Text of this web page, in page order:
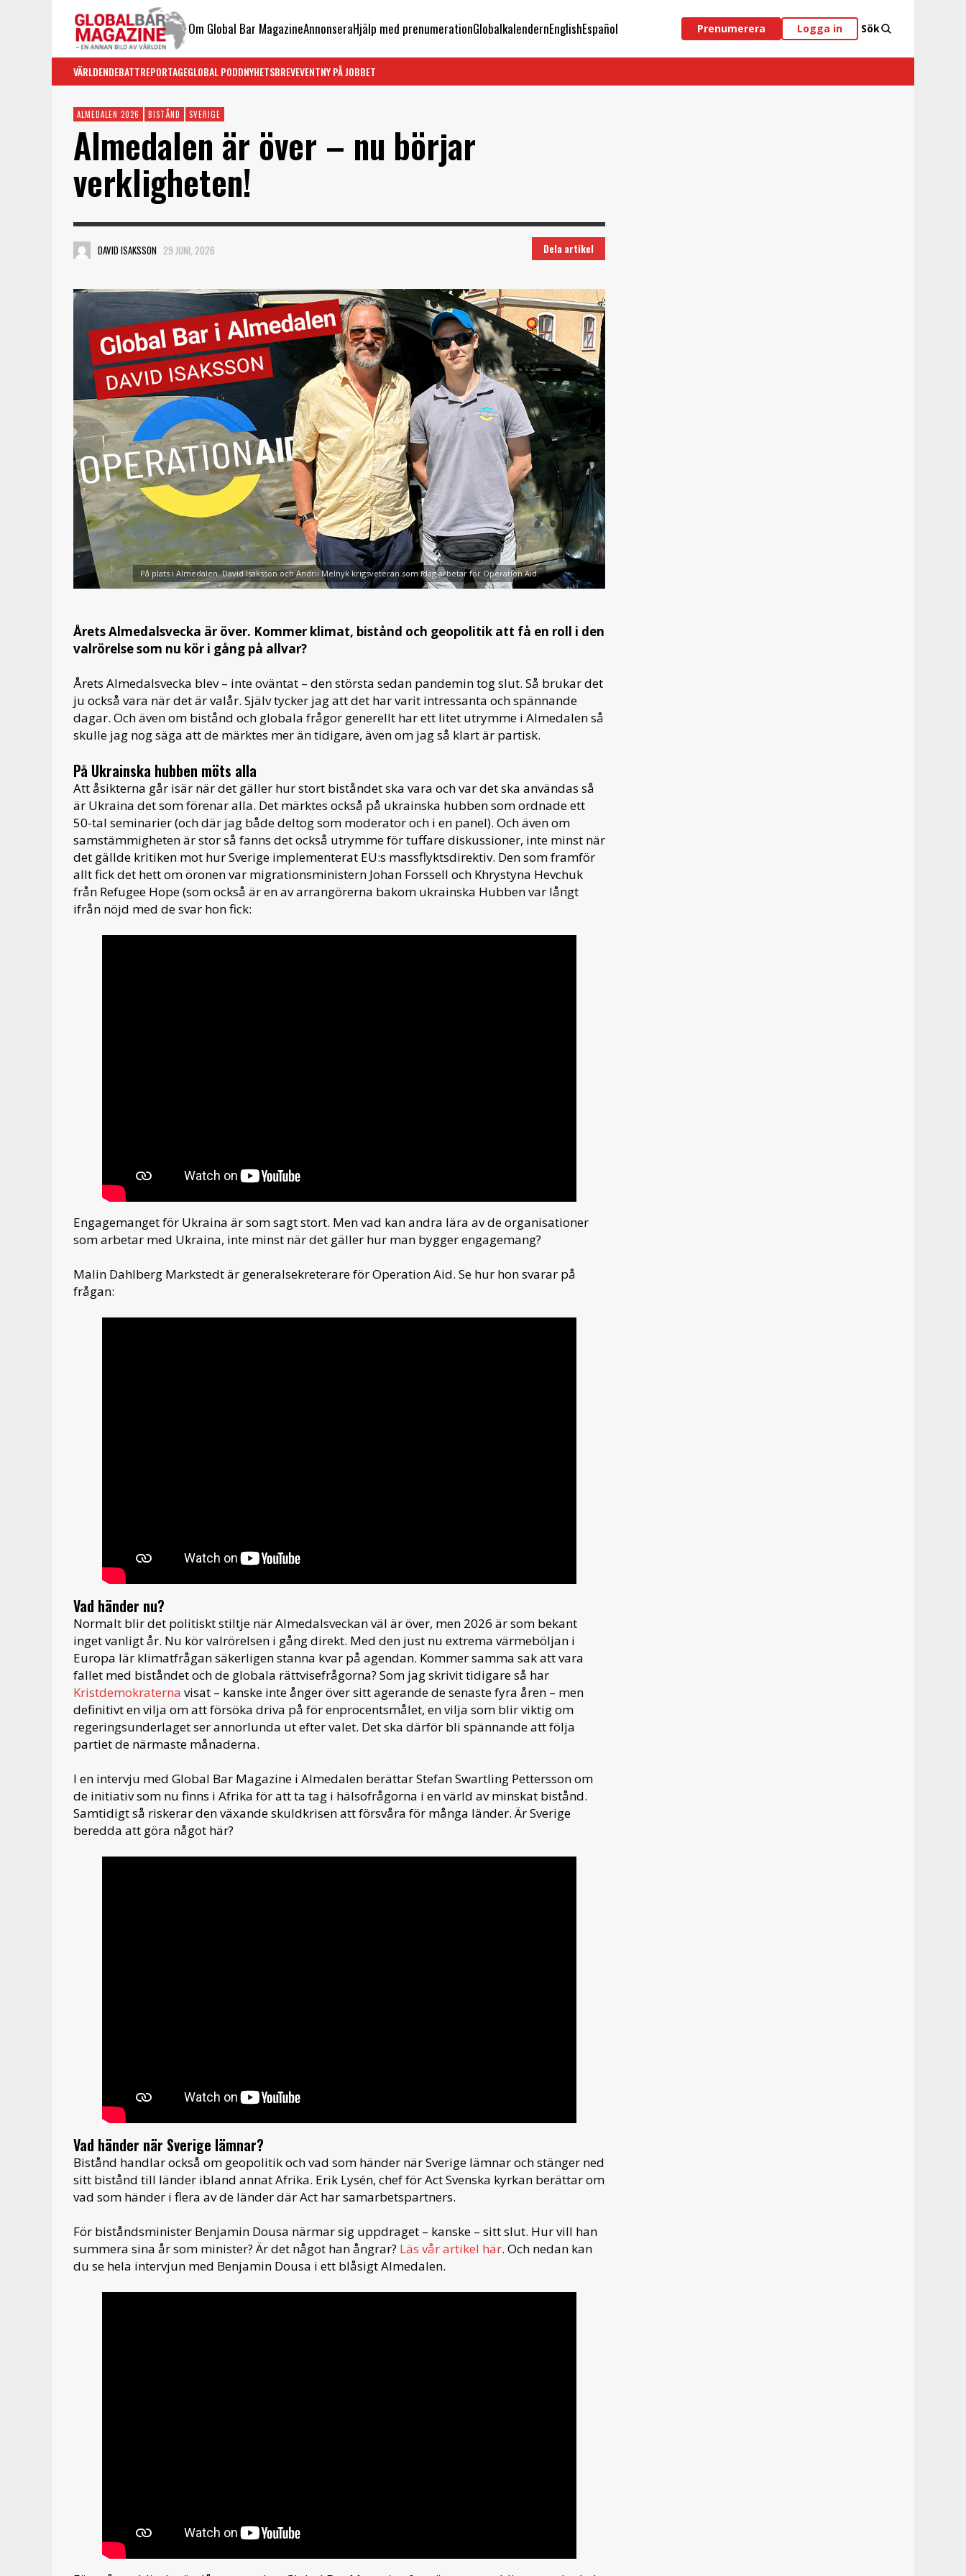
Om Global Bar MagazineAnnonseraHjälp med prenumerationGlobalkalendernEnglishEspañol Prenumerera Logga in Sök
VÄRLDENDEBATTREPORTAGEGLOBAL PODDNYHETSBREVEVENTNY PÅ JOBBET
ALMEDALEN 2026 BISTÅND SVERIGE
Almedalen är över – nu börjar
verkligheten!
DAVID ISAKSSON 29 JUNI, 2026 Dela artikel
På plats i Almedalen. David Isaksson och Andrii Melnyk krigsveteran som idag arbetar för Operation Aid.
Årets Almedalsvecka är över. Kommer klimat, bistånd och geopolitik att få en roll i den
valrörelse som nu kör i gång på allvar?
Årets Almedalsvecka blev – inte oväntat – den största sedan pandemin tog slut. Så brukar det
ju också vara när det är valår. Själv tycker jag att det har varit intressanta och spännande
dagar. Och även om bistånd och globala frågor generellt har ett litet utrymme i Almedalen så
skulle jag nog säga att de märktes mer än tidigare, även om jag så klart är partisk.
På Ukrainska hubben möts alla
Att åsikterna går isär när det gäller hur stort biståndet ska vara och var det ska användas så
är Ukraina det som förenar alla. Det märktes också på ukrainska hubben som ordnade ett
50-tal seminarier (och där jag både deltog som moderator och i en panel). Och även om
samstämmigheten är stor så fanns det också utrymme för tuffare diskussioner, inte minst när
det gällde kritiken mot hur Sverige implementerat EU:s massflyktsdirektiv. Den som framför
allt fick det hett om öronen var migrationsministern Johan Forssell och Khrystyna Hevchuk
från Refugee Hope (som också är en av arrangörerna bakom ukrainska Hubben var långt
ifrån nöjd med de svar hon fick:
Engagemanget för Ukraina är som sagt stort. Men vad kan andra lära av de organisationer
som arbetar med Ukraina, inte minst när det gäller hur man bygger engagemang?
Malin Dahlberg Markstedt är generalsekreterare för Operation Aid. Se hur hon svarar på
frågan:
Vad händer nu?
Normalt blir det politiskt stiltje när Almedalsveckan väl är över, men 2026 är som bekant
inget vanligt år. Nu kör valrörelsen i gång direkt. Med den just nu extrema värmeböljan i
Europa lär klimatfrågan säkerligen stanna kvar på agendan. Kommer samma sak att vara
fallet med biståndet och de globala rättvisefrågorna? Som jag skrivit tidigare så har
Kristdemokraterna visat – kanske inte ånger över sitt agerande de senaste fyra åren – men
definitivt en vilja om att försöka driva på för enprocentsmålet, en vilja som blir viktig om
regeringsunderlaget ser annorlunda ut efter valet. Det ska därför bli spännande att följa
partiet de närmaste månaderna.
I en intervju med Global Bar Magazine i Almedalen berättar Stefan Swartling Pettersson om
de initiativ som nu finns i Afrika för att ta tag i hälsofrågorna i en värld av minskat bistånd.
Samtidigt så riskerar den växande skuldkrisen att försvåra för många länder. Är Sverige
beredda att göra något här?
Vad händer när Sverige lämnar?
Bistånd handlar också om geopolitik och vad som händer när Sverige lämnar och stänger ned
sitt bistånd till länder ibland annat Afrika. Erik Lysén, chef för Act Svenska kyrkan berättar om
vad som händer i flera av de länder där Act har samarbetspartners.
För biståndsminister Benjamin Dousa närmar sig uppdraget – kanske – sitt slut. Hur vill han
summera sina år som minister? Är det något han ångrar? Läs vår artikel här. Och nedan kan
du se hela intervjun med Benjamin Dousa i ett blåsigt Almedalen.